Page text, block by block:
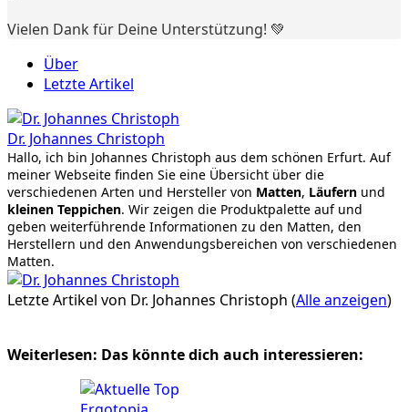
Vielen Dank für Deine Unterstützung! 💚
Über
Letzte Artikel
Dr. Johannes Christoph
Hallo, ich bin Johannes Christoph aus dem schönen Erfurt. Auf
meiner Webseite finden Sie eine Übersicht über die
verschiedenen Arten und Hersteller von Matten, Läufern und
kleinen Teppichen. Wir zeigen die Produktpalette auf und
geben weiterführende Informationen zu den Matten, den
Herstellern und den Anwendungsbereichen von verschiedenen
Matten.
Letzte Artikel von Dr. Johannes Christoph (Alle anzeigen)
Weiterlesen: Das könnte dich auch interessieren: